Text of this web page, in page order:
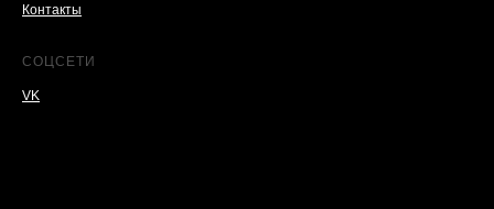
Контакты
СОЦСЕТИ
VK